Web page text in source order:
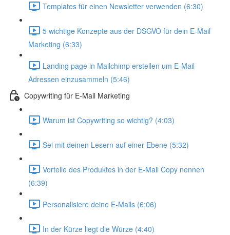
Templates für einen Newsletter verwenden (6:30)
5 wichtige Konzepte aus der DSGVO für dein E-Mail
Marketing (6:33)
Landing page in Mailchimp erstellen um E-Mail
Adressen einzusammeln (5:46)
Copywriting für E-Mail Marketing
Warum ist Copywriting so wichtig? (4:03)
Sei mit deinen Lesern auf einer Ebene (5:32)
Vorteile des Produktes in der E-Mail Copy nennen
(6:39)
Personalisiere deine E-Mails (6:06)
In der Kürze liegt die Würze (4:40)